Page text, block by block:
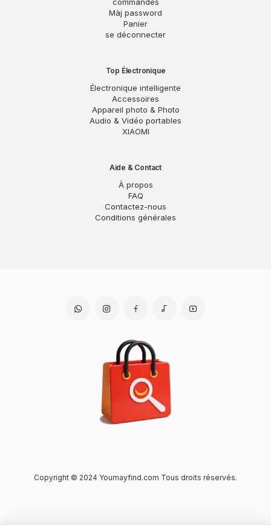
Màj password
Panier
se déconnecter
Top Électronique
Électronique intelligente
Accessoires
Appareil photo & Photo
Audio & Vidéo portables
XIAOMI
Aide & Contact
À propos
FAQ
Contactez-nous
Conditions générales
Copyright © 2024 Youmayfind.com Tous droits réservés.